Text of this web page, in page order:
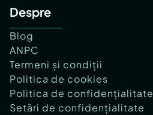
Despre
Blog
ANPC
Termeni și condiții
Politica de cookies
Politica de confidențialitate
Setări de confidențialitate